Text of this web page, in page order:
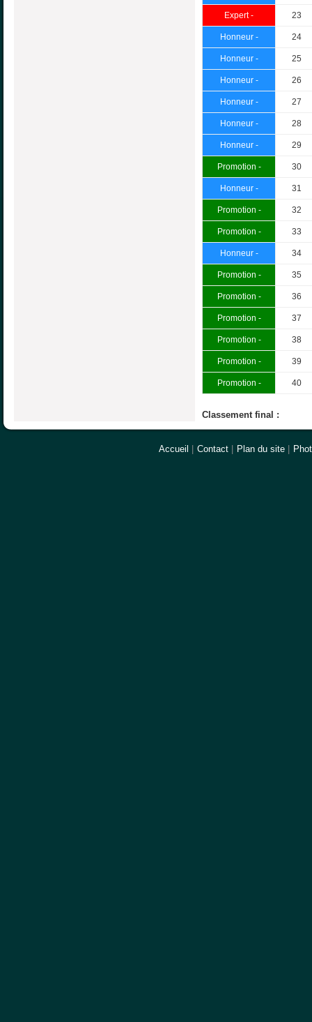
Expert - 23
Honneur - 24
Honneur - 25
Honneur - 26
Honneur - 27
Honneur - 28
Honneur - 29
Promotion - 30
Honneur - 31
Promotion - 32
Promotion - 33
Honneur - 34
Promotion - 35
Promotion - 36
Promotion - 37
Promotion - 38
Promotion - 39
Promotion - 40
Classement final :
Accueil | Contact | Plan du site |